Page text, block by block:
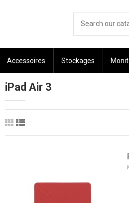
Accessoires Stockages
iPad Air 3